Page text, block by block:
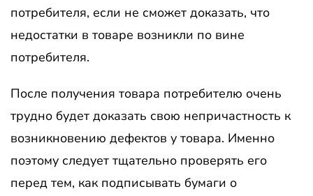
потребителя, если не сможет доказать, что
недостатки в товаре возникли по вине
потребителя.
После получения товара потребителю очень
трудно будет доказать свою непричастность к
возникновению дефектов у товара. Именно
поэтому следует тщательно проверять его
перед тем, как подписывать бумаги о